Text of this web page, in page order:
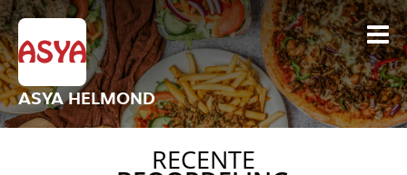
ASYA HELMOND
RECENTE